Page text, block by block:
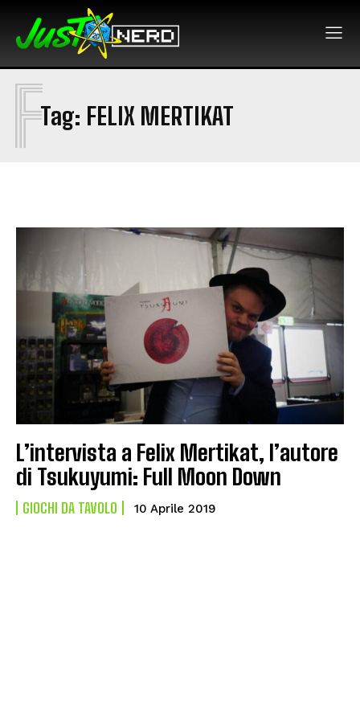
Tag: FELIX MERTIKAT
F
L’intervista a Felix Mertikat, l’autore
di Tsukuyumi: Full Moon Down
GIOCHI DA TAVOLO 10 Aprile 2019